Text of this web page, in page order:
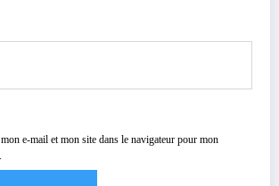
e-mail et mon site dans le navigateur pour mon